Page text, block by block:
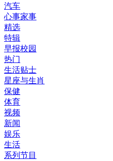
汽车
心事家事
精选
特辑
早报校园
热门
生活贴士
星座与生肖
保健
体育
视频
新闻
娱乐
生活
系列节目